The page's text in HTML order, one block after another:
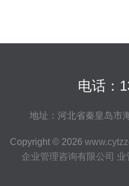
电话：
地址：河北省秦皇岛市
Copyright © 2026
企业管理咨询有限公司 业